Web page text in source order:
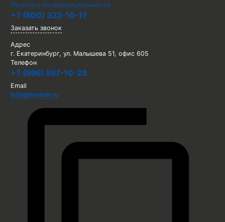
Политика конфиденциальности
+7 (800) 333-10-17
Заказать звонок
Адрес
г. Екатеринбург, ул. Малышева 51, офис 605
Телефон
+7 (996) 597-10-29
Email
info@borimir.ru